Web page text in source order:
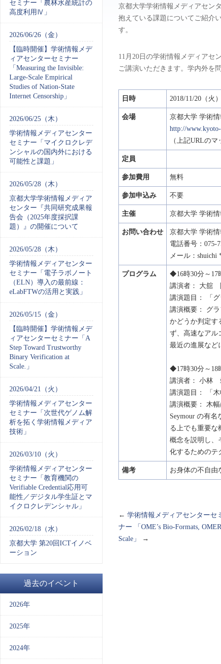
京都大学学術情報メディアセン
抱えている課題についてご紹介
す。
11月20日の学術情報メディアセ
ご講演いただきます。学内外を
日時 2018/11/20（火
会場
京都大学 学術
http://www.kyoto-
（上記URLの
定員
参加費用 無料
参加申込み 不要
主催 京都大学 学術
お問い合わせ
京都大学 学術
電話番号：075-
メール：shuichi
プログラム
◆16時30分～17
講演者： 大舘
講演題目： 「
講演概要： グ
かどうか判定す
ず、高速なアル
最近の進展など
◆17時30分～18
講演者： 小林
講演題目： 「
講演概要： 木
Seymour の有
る上でも重要な
概念を説明し、
化するためのテ
備考 お身体の不自由
← 学術情報メディアセンターセ
ナー 「OME’s Bio-Formats,
Scale」
→
セミナー「農林水産統計の
高度利用Ⅳ」
2026/06/26（金）
【臨時開催】学術情報メデ
ィアセンターセミナー
「Measuring the Invisible:
Large-Scale Empirical
Studies of Nation-State
Internet Censorship」
2026/06/25（木）
学術情報メディアセンター
セミナー「マイクロクレデ
ンシャルの国内外における
可能性と課題」
2026/05/28（木）
京都大学学術情報メディア
センター『共同研究成果報
告会（2025年度採択課
題）』の開催について
2026/05/28（木）
学術情報メディアセンター
セミナー「電子ラボノート
（ELN）導入の最前線：
eLabFTWの活用と実践」
2026/05/15（金）
【臨時開催】学術情報メデ
ィアセンターセミナー「A
Step Toward Trustworthy
Binary Verification at
Scale.」
2026/04/21（火）
学術情報メディアセンター
セミナー「次世代ゲノム解
析を拓く学術情報メディア
技術」
2026/03/10（火）
学術情報メディアセンター
セミナー「教育機関の
Verifiable Credential応用可
能性／デジタル学生証とマ
イクロクレデンシャル」
2026/02/18（水）
京都大学 第20回ICTイノベ
ーション
過去のイベント
2026年
2025年
2024年